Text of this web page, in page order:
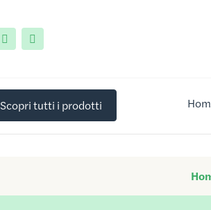
Scopri tutti i prodotti